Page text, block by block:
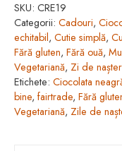
SKU: CRE19
Categorii: Cadouri,
echitabil, Cutie simplă,
Fără gluten, Fără ouă,
Vegetariană, Zi de
Etichete: Ciocolata
bine, fairtrade, Fără
Vegetariană, Zile de